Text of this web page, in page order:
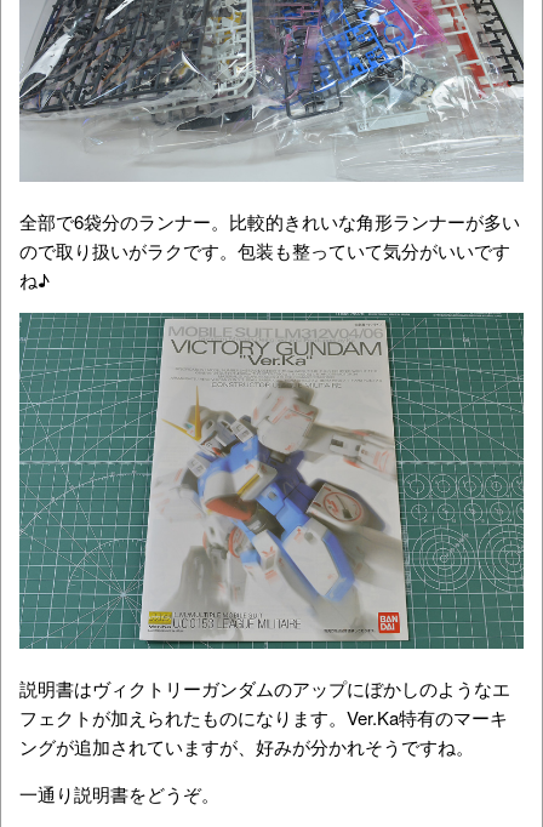
全部で6袋分のランナー。比較的きれいな角形ランナーが多い
ので取り扱いがラクです。包装も整っていて気分がいいです
ね♪
説明書はヴィクトリーガンダムのアップにぼかしのようなエ
フェクトが加えられたものになります。Ver.Ka特有のマーキ
ングが追加されていますが、好みが分かれそうですね。
一通り説明書をどうぞ。